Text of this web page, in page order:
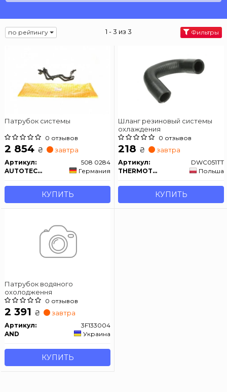
по рейтингу 1 - 3 из 3 Фильтры
Патрубок системы
0 отзывов
2 854 ₴ завтра
Артикул:
508 0284
AUTOTECHTEILE
Германия
КУПИТЬ
Шланг резиновый системы
охлаждения
0 отзывов
218 ₴ завтра
Артикул:
DWC051TT
THERMOTEC
Польша
КУПИТЬ
Патрубок водяного
охолодження
0 отзывов
2 391 ₴ завтра
Артикул:
3F133004
AND
Украина
КУПИТЬ